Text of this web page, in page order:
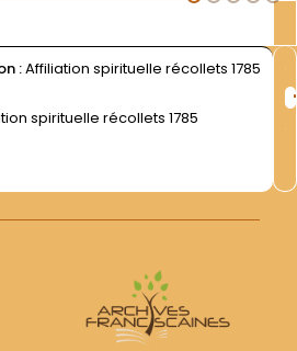
:Affiliation spirituelle récollets 1785
spirituelle récollets 1785